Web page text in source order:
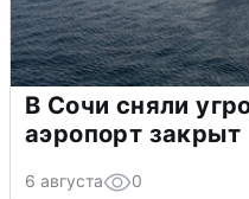
В Сочи сняли
аэропорт закрыт
6 августа 0